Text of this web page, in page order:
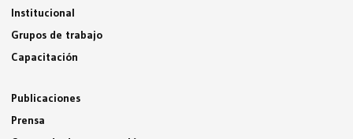
Institucional
Grupos de trabajo
Capacitación
Publicaciones
Prensa